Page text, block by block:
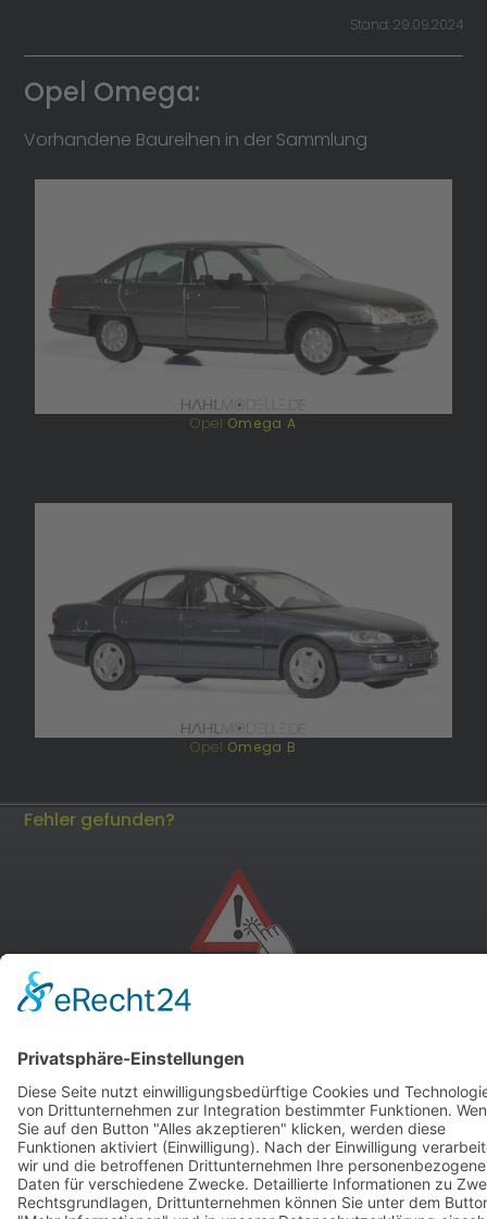
Stand: 29.09.2024
Opel Omega:
Vorhandene Baureihen in der Sammlung
Opel Omega A
Opel Omega B
Modellautos: Non-Opel
andere.hahlmodelle.de
Modellautos: Forum
opelmodellforum.de
Job: Werbeagentur Privat: Fotografie
Fehler gefunden?